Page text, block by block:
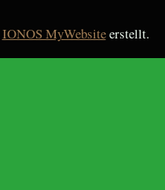
IONOS MyWebsiteerstellt.